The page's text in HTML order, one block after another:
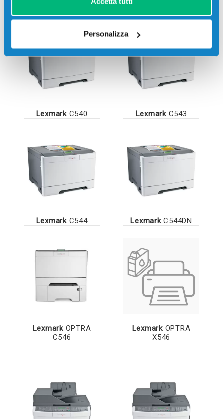
Personalizza
LexmarkC540 LexmarkC543
LexmarkC544 LexmarkC544DN
LexmarkOPTRA
C546
LexmarkOPTRA
X546